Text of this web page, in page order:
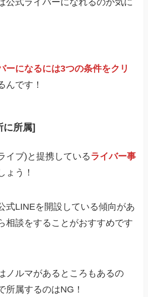
ーになるには3つの条件をクリ
んです！
に所属]
イブ)と提携している ライバー事
ょう！
式LINEを開設している傾向があ
相談をすることがおすすめです
ノルマがあるところもあるの
所属するのはNG！